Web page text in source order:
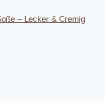
– Lecker & Cremig